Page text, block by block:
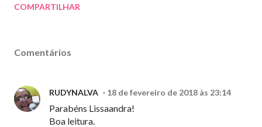
COMPARTILHAR
Comentários
RUDYNALVA 18 de fevereiro de 2018 às 23:14
Parabéns Lissaandra!
Boa leitura.